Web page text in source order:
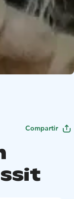
Compartir